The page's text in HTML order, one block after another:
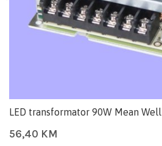
LED transformator 90W Mean Well
56,40 KM